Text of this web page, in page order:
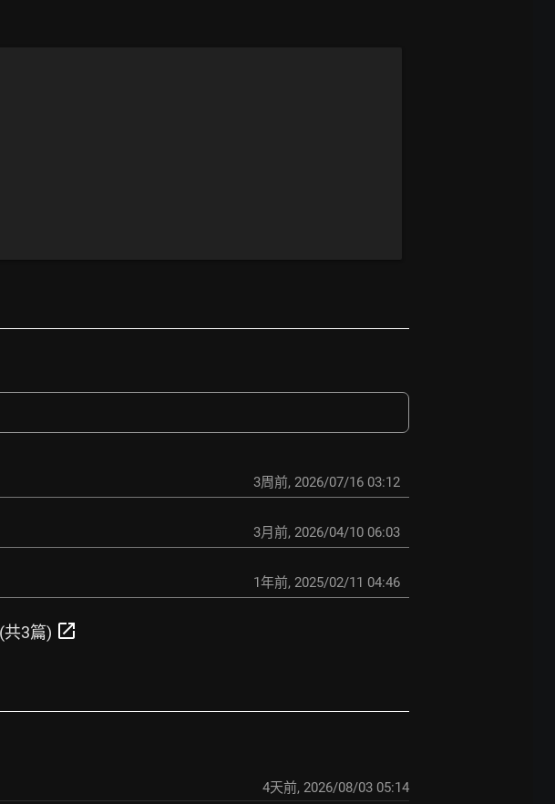
3周前, 2026/07/16 03:12
3月前, 2026/04/10 06:03
1年前, 2025/02/11 04:46
3篇) open_in_new
4天前, 2026/08/03 05:14